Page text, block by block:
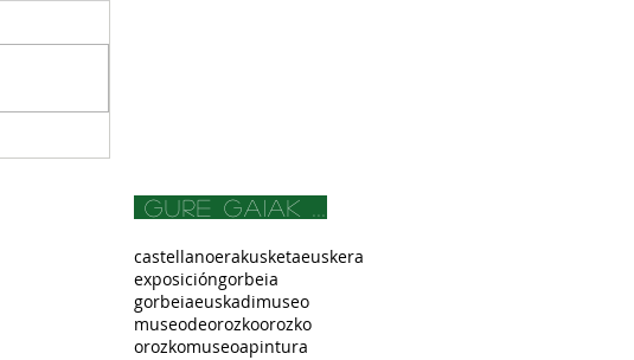
gure gaiak ...
castellanoerakusketaeuskera
exposicióngorbeia
gorbeiaeuskadimuseo
museodeorozkoorozko
orozkomuseoapintura